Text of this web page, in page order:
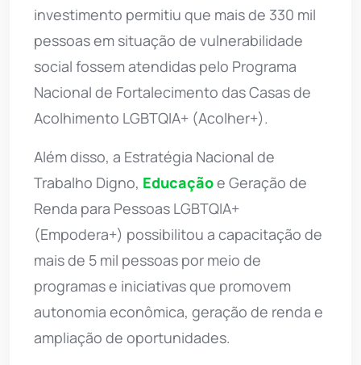
investimento permitiu que mais de 330 mil
pessoas em situação de vulnerabilidade
social fossem atendidas pelo Programa
Nacional de Fortalecimento das Casas de
Acolhimento LGBTQIA+ (Acolher+).
Além disso, a Estratégia Nacional de
Trabalho Digno, Educaçãoe Geração de
Renda para Pessoas LGBTQIA+
(Empodera+) possibilitou a capacitação de
mais de 5 mil pessoas por meio de
programas e iniciativas que promovem
autonomia econômica, geração de renda e
ampliação de oportunidades.